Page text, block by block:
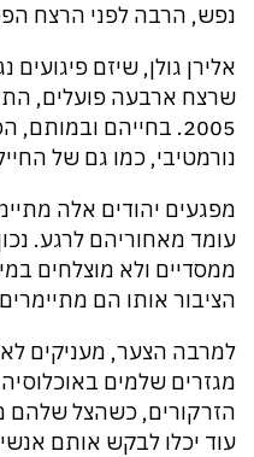
נפש, הרבה לפני הרצח
אלירן גולן, שיזם פיגועים
שרצח ארבעה פועלים,
2005. בחייהם
נורמטיבי, כמו גם של
מפגעים יהודים אלה
עומד מאחוריהם לרגע.
ממסדיים ולא מוצלחים
הציבור אותו הם מתיימרים
למרבה הצער, מעניקים
מגזרים שלמים
הזרקורים, כשהצל שלהם
עוד יכלו לבקש אותם